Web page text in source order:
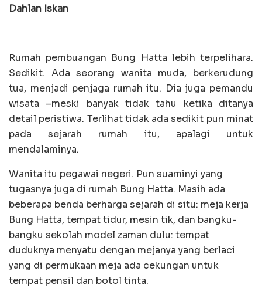
Dahlan Iskan
Rumah pembuangan Bung Hatta lebih terpelihara.
Sedikit. Ada seorang wanita muda, berkerudung
tua, menjadi penjaga rumah itu. Dia juga pemandu
wisata –meski banyak tidak tahu ketika ditanya
detail peristiwa. Terlihat tidak ada sedikit pun minat
pada sejarah rumah itu, apalagi untuk
mendalaminya.
Wanita itu pegawai negeri. Pun suaminyi yang
tugasnya juga di rumah Bung Hatta. Masih ada
beberapa benda berharga sejarah di situ: meja kerja
Bung Hatta, tempat tidur, mesin tik, dan bangku-
bangku sekolah model zaman dulu: tempat
duduknya menyatu dengan mejanya yang berlaci
yang di permukaan meja ada cekungan untuk
tempat pensil dan botol tinta.